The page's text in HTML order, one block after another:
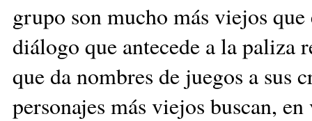
grupo son mucho más viejos
diálogo que antecede a la
que da nombres de juegos a sus
personajes más viejos buscan,